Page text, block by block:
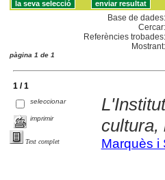
Base de dades:
Cercar:
Referències trobades:
Mostrant:
pàgina 1 de 1
1 / 1
seleccionar
imprimir
Text complet
cultura,
Marquès i